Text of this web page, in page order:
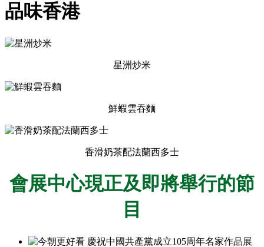
品味香港
星洲炒米
鮮蝦雲吞麵
香滑奶茶配法蘭西多士
會展中心現正及即將舉行的節
目